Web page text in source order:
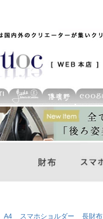
A4 スマホショルダー 長財布